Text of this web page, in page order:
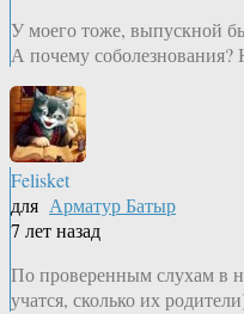
У моего тоже, выпускной
А почему соболезнования?
Felisket
для Арматур Батыр
7 лет назад
По проверенным слухам в
учатся, сколько их